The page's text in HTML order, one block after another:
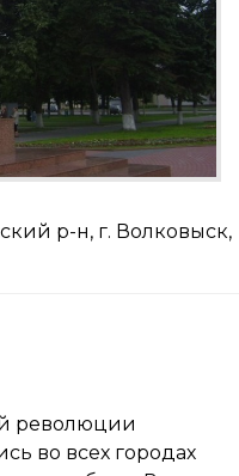
р-н, г. Волковыск,
революции
во всех городах